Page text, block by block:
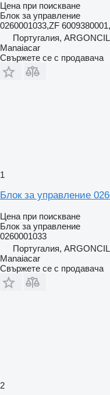
Цена при поискване
Блок за управление
0260001033,ZF
Португалия,
Manaiacar
Свържете се с продавача
1
Блок за управление
Цена при поискване
Блок за управление
0260001033
Португалия,
Manaiacar
Свържете се с продавача
2